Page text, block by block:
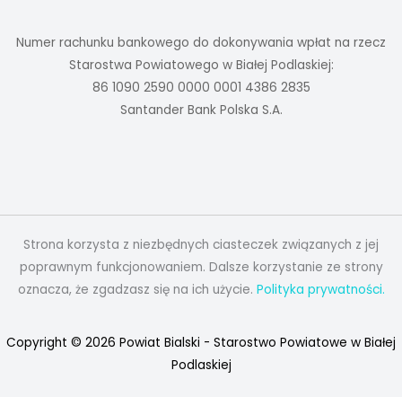
Numer rachunku bankowego do dokonywania wpłat na rzecz
Starostwa Powiatowego w Białej Podlaskiej:
86 1090 2590 0000 0001 4386 2835
Santander Bank Polska S.A.
Strona korzysta z niezbędnych ciasteczek związanych z jej
poprawnym funkcjonowaniem. Dalsze korzystanie ze strony
oznacza, że zgadzasz się na ich użycie. Polityka prywatności.
Copyright © 2026 Powiat Bialski - Starostwo Powiatowe w Białej
Podlaskiej